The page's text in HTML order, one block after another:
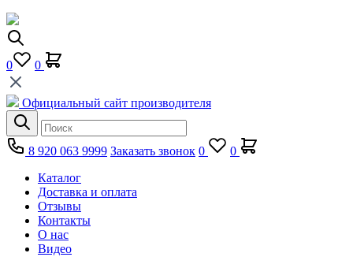
0 0
Официальный сайт производителя
8 920 063 9999 Заказать звонок 0
0
Каталог
Доставка и оплата
Отзывы
Контакты
О нас
Видео